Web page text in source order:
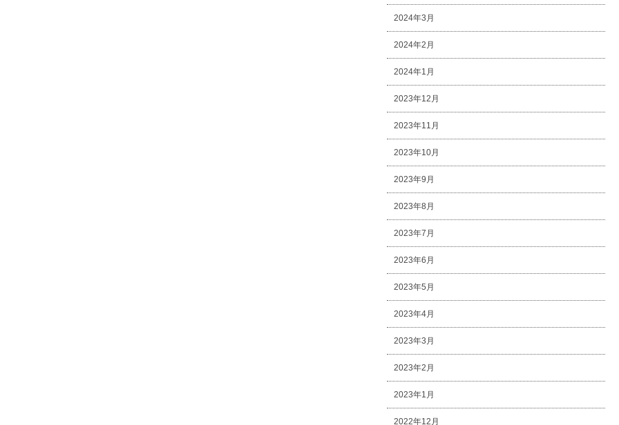
2024年3月
2024年2月
2024年1月
2023年12月
2023年11月
2023年10月
2023年9月
2023年8月
2023年7月
2023年6月
2023年5月
2023年4月
2023年3月
2023年2月
2023年1月
2022年12月